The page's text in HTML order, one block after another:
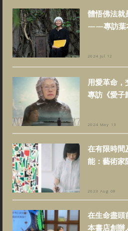
體悟佛法就
——專訪葉
2024 Jul 12
用愛革命
專訪《愛子
2024 May 13
在有限時間
能：藝術家
2023 Aug 08
在生命盡頭
本書店創辦